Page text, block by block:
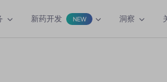
新药开发 NEW 洞察